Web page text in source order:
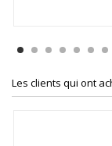
Les clients qui ont